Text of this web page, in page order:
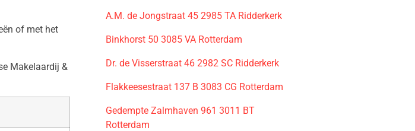
of met het
Makelaardij &
A.M. de Jongstraat 45 2985 TA Ridderkerk
Binkhorst 50 3085 VA Rotterdam
Dr. de Visserstraat 46 2982 SC Ridderkerk
Flakkeesestraat 137 B 3083 CG Rotterdam
Gedempte Zalmhaven 961 3011 BT
Rotterdam